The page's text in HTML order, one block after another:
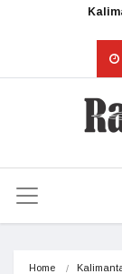
Home